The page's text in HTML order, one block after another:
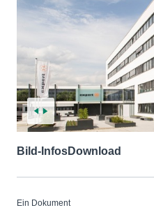
Bild-InfosDownload
Ein Dokument